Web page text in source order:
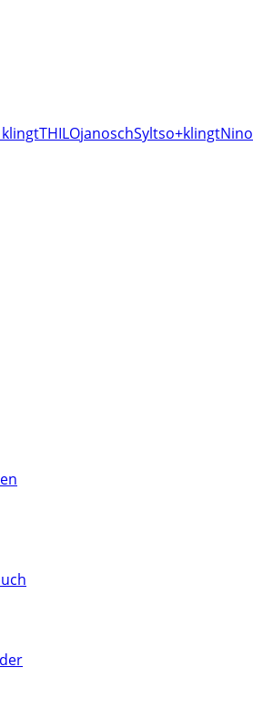
THILOjanoschSyltso+klingtNino